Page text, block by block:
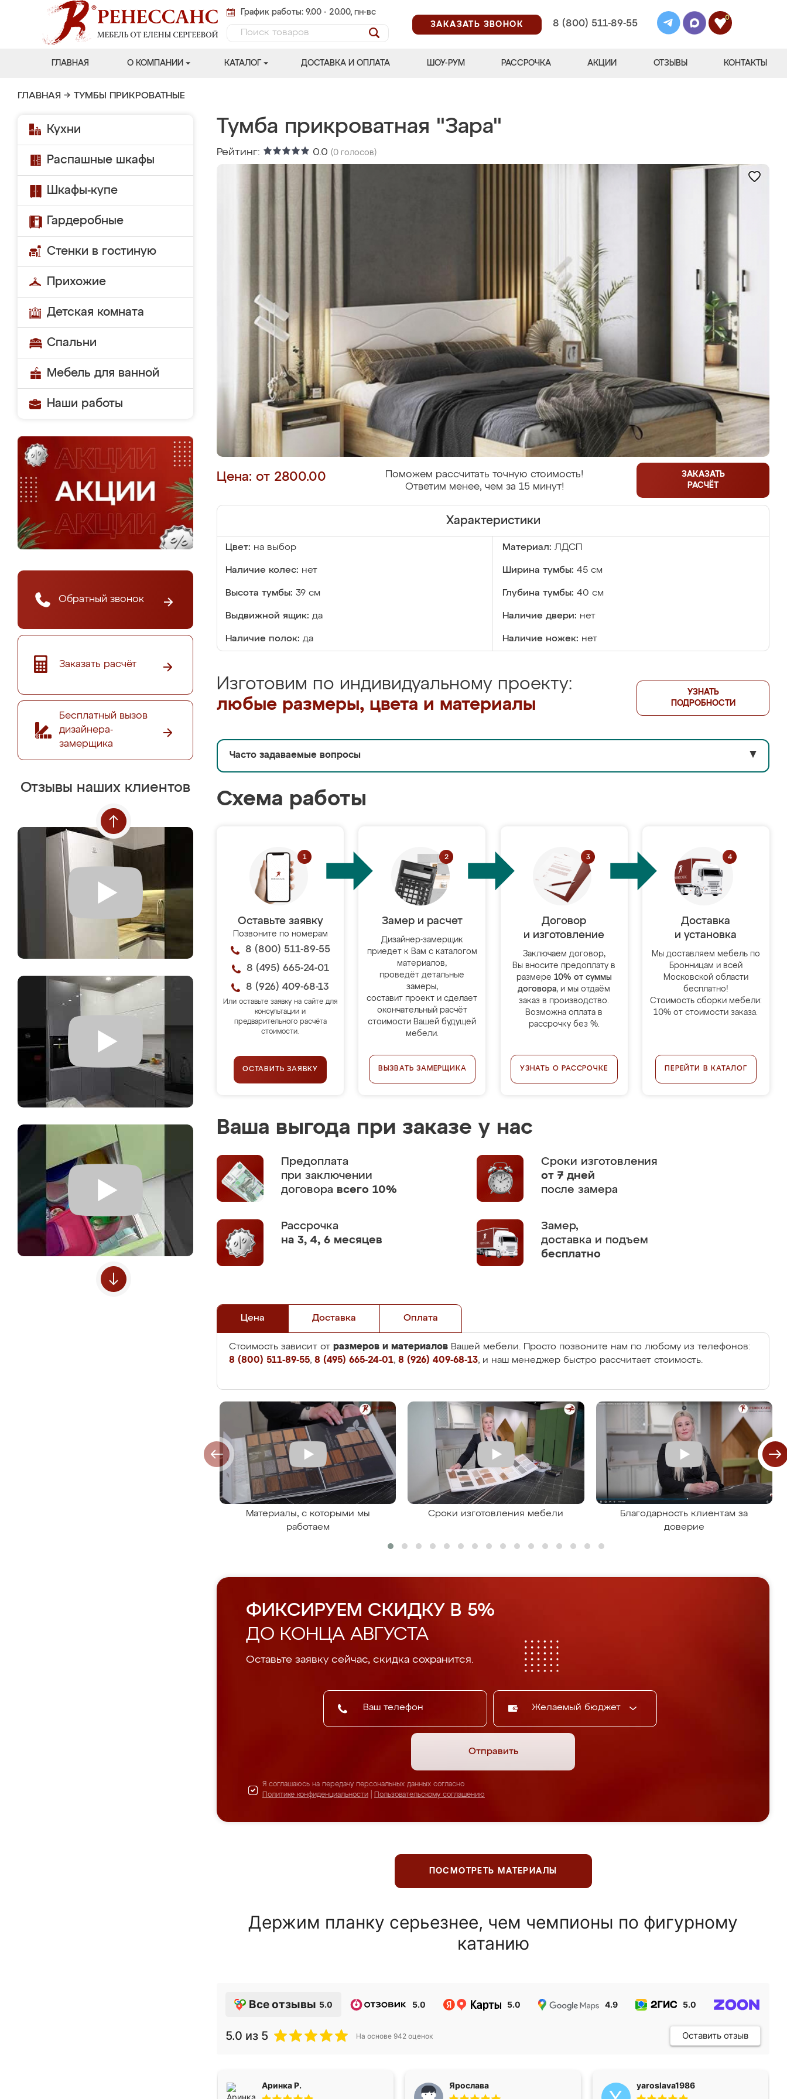
График работы: 9.00 - 20.00, пн-вс
ЗАКАЗАТЬ ЗВОНОК
8 (800) 511-89-55
0
ГЛАВНАЯ О КОМПАНИИ КАТАЛОГ ДОСТАВКА И ОПЛАТА ШОУ-РУМ РАССРОЧКА АКЦИИ ОТЗЫВЫ КОНТАКТЫ
ГЛАВНАЯ → ТУМБЫ ПРИКРОВАТНЫЕ
Кухни
Распашные шкафы
Шкафы-купе
Гардеробные
Стенки в гостиную
Прихожие
Детская комната
Спальни
Мебель для ванной
Наши работы
Обратный звонок
Заказать расчёт
Бесплатный вызов
дизайнера-
замерщика
Отзывы наших клиентов
Тумба прикроватная "Зара"
Рейтинг: 0.0 (0 голосов)
Цена: от 2800.00
Поможем рассчитать точную стоимость!
Ответим менее, чем за 15 минут!
ЗАКАЗАТЬ
РАСЧЁТ
Характеристики
Цвет: на выбор Материал: ЛДСП
Наличие колес: нет Ширина тумбы: 45 см
Высота тумбы: 39 см Глубина тумбы: 40 см
Выдвижной ящик: да Наличие двери: нет
Наличие полок: да Наличие ножек: нет
Изготовим по индивидуальному проекту:
любые размеры, цвета и материалы
УЗНАТЬ
ПОДРОБНОСТИ
Часто задаваемые вопросы ▼
Схема работы
Оставьте заявку
Позвоните по номерам
8 (800) 511-89-55
8 (495) 665-24-01
8 (926) 409-68-13
Или оставьте заявку на сайте для
консультации и
предварительного расчёта
стоимости.
ОСТАВИТЬ ЗАЯВКУ
Замер и расчет
Дизайнер-замерщик
приедет к Вам с каталогом
материалов,
проведёт детальные
замеры,
составит проект и сделает
окончательный расчёт
стоимости Вашей будущей
мебели.
ВЫЗВАТЬ ЗАМЕРЩИКА
Договор
и изготовление
Заключаем договор,
Вы вносите предоплату в
размере 10% от суммы
договора, и мы отдаём
заказ в производство.
Возможна оплата в
рассрочку без %.
УЗНАТЬ О РАССРОЧКЕ
Доставка
и установка
Мы доставляем мебель по
Бронницам и всей
Московской области
бесплатно!
Стоимость сборки мебели:
10% от стоимости заказа.
ПЕРЕЙТИ В КАТАЛОГ
Ваша выгода при заказе у нас
Предоплата
при заключении
договора всего 10%
Сроки изготовления
от 7 дней
после замера
Рассрочка
на 3, 4, 6 месяцев
Замер,
доставка и подъем
бесплатно
Цена Доставка Оплата
Стоимость зависит от размеров и материалов Вашей мебели. Просто позвоните нам по любому из телефонов:
8 (800) 511-89-55, 8 (495) 665-24-01, 8 (926) 409-68-13, и наш менеджер быстро рассчитает стоимость.
Материалы, с которыми мы
работаем
Сроки изготовления мебели
Благодарность клиентам за
доверие
ФИКСИРУЕМ СКИДКУ В 5%
ДО КОНЦА АВГУСТА
Оставьте заявку сейчас, скидка сохранится.
Желаемый бюджет
Отправить
Я соглашаюсь на передачу персональных данных согласно
Политике конфиденциальности
Пользовательскому соглашению
ПОСМОТРЕТЬ МАТЕРИАЛЫ
Держим планку серьезнее, чем чемпионы по фигурному
катанию
Все отзывы 5.0 5.0 5.0 4.9 5.0
5.0 из 5 На основе 942 оценок Оставить отзыв
Аринка Р. Ярослава yaroslava1986